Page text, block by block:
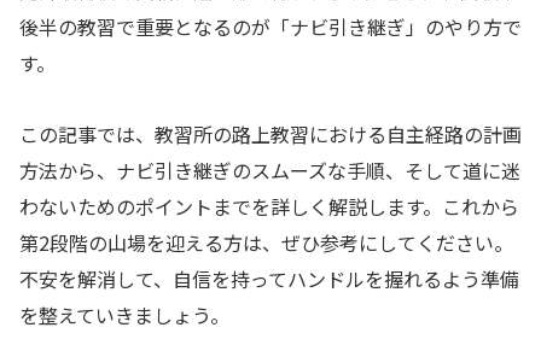
後半の教習で重要となるのが「ナビ引き継ぎ」のやり方で
す。
この記事では、教習所の路上教習における自主経路の計画
方法から、ナビ引き継ぎのスムーズな手順、そして道に迷
わないためのポイントまでを詳しく解説します。これから
第2段階の山場を迎える方は、ぜひ参考にしてください。
不安を解消して、自信を持ってハンドルを握れるよう準備
を整えていきましょう。